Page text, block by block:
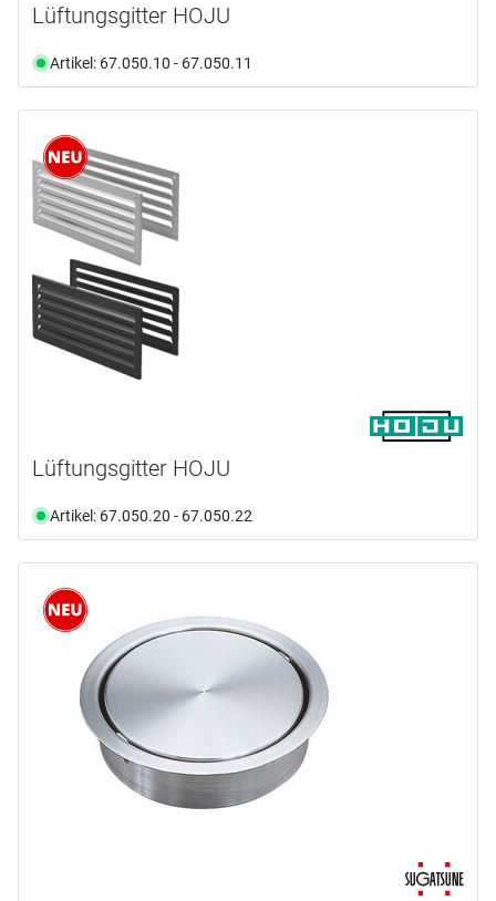
Lüftungsgitter HOJU
Artikel: 67.050.10 - 67.050.11
Lüftungsgitter HOJU
Artikel: 67.050.20 - 67.050.22